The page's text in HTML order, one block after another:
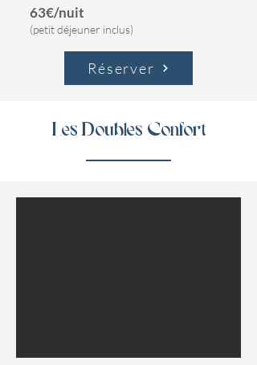
63€/nuit
(petit déjeuner inclus)
Réserver
Les Doubles Confort